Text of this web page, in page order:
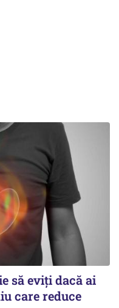
să eviți dacă ai
care reduce